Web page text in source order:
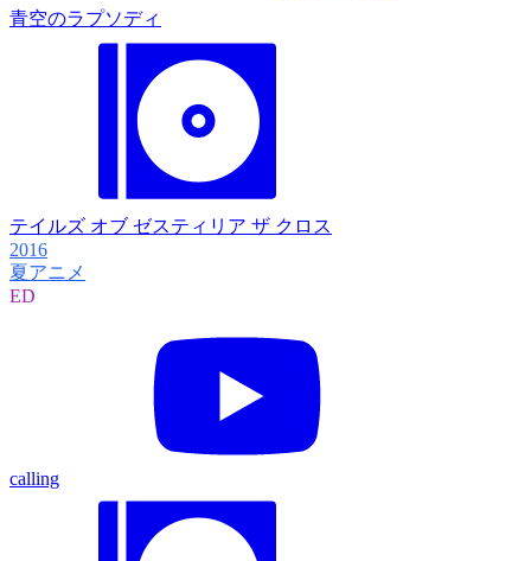
青空のラプソディ
テイルズ オブ ゼスティリア ザ クロス
2016
夏アニメ
ED
calling